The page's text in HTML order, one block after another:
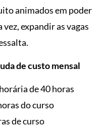
animados em poder
expandir as vagas
de custo mensal
de 40 horas
do curso
de curso